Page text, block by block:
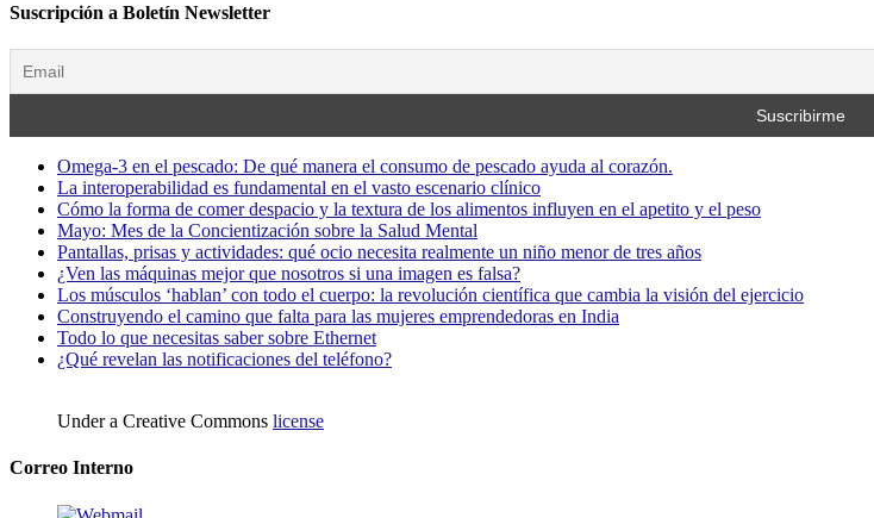
Suscripción a Boletín Newsletter
Omega-3 en el pescado: De qué manera el consumo de pescado ayuda al corazón.
La interoperabilidad es fundamental en el vasto escenario clínico
Cómo la forma de comer despacio y la textura de los alimentos influyen en el apetito y el peso
Mayo: Mes de la Concientización sobre la Salud Mental
Pantallas, prisas y actividades: qué ocio necesita realmente un niño menor de tres años
¿Ven las máquinas mejor que nosotros si una imagen es falsa?
Los músculos ‘hablan’ con todo el cuerpo: la revolución científica que cambia la visión del ejercicio
Construyendo el camino que falta para las mujeres emprendedoras en India
Todo lo que necesitas saber sobre Ethernet
¿Qué revelan las notificaciones del teléfono?
Under a Creative Commons license
Correo Interno